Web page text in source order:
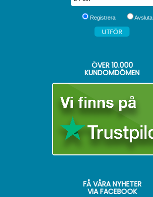
Registrera Avsluta
ÖVER 10.000
KUNDOMDÖMEN
FÅ VÅRA NYHETER
VIA FACEBOOK